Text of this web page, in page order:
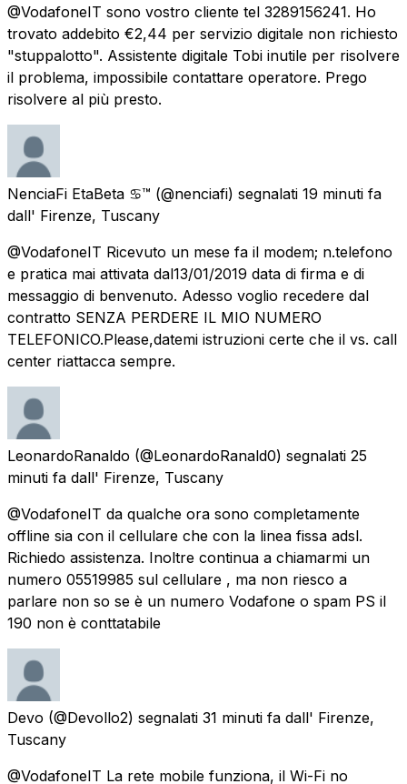
@VodafoneIT sono vostro cliente tel 3289156241. Ho
trovato addebito €2,44 per servizio digitale non richiesto
"stuppalotto". Assistente digitale Tobi inutile per risolvere
il problema, impossibile contattare operatore. Prego
risolvere al più presto.
NenciaFi EtaBeta ♋™ (@nenciafi) segnalati 19 minuti fa
dall' Firenze, Tuscany
@VodafoneIT Ricevuto un mese fa il modem; n.telefono
e pratica mai attivata dal13/01/2019 data di firma e di
messaggio di benvenuto. Adesso voglio recedere dal
contratto SENZA PERDERE IL MIO NUMERO
TELEFONICO.Please,datemi istruzioni certe che il vs. call
center riattacca sempre.
LeonardoRanaldo (@LeonardoRanald0) segnalati 25
minuti fa dall' Firenze, Tuscany
@VodafoneIT da qualche ora sono completamente
offline sia con il cellulare che con la linea fissa adsl.
Richiedo assistenza. Inoltre continua a chiamarmi un
numero 05519985 sul cellulare , ma non riesco a
parlare non so se è un numero Vodafone o spam PS il
190 non è conttatabile
Devo (@Devollo2) segnalati 31 minuti fa dall' Firenze,
Tuscany
@VodafoneIT La rete mobile funziona, il Wi-Fi no